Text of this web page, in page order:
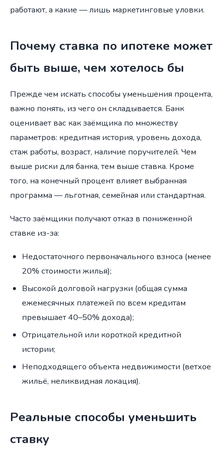
работают, а какие — лишь маркетинговые уловки.
Почему ставка по ипотеке может
быть выше, чем хотелось бы
Прежде чем искать способы уменьшения процента,
важно понять, из чего он складывается. Банк
оценивает вас как заёмщика по множеству
параметров: кредитная история, уровень дохода,
стаж работы, возраст, наличие поручителей. Чем
выше риски для банка, тем выше ставка. Кроме
того, на конечный процент влияет выбранная
программа — льготная, семейная или стандартная.
Часто заёмщики получают отказ в пониженной
ставке из-за:
Недостаточного первоначального взноса (менее
20% стоимости жилья);
Высокой долговой нагрузки (общая сумма
ежемесячных платежей по всем кредитам
превышает 40–50% дохода);
Отрицательной или короткой кредитной
истории;
Неподходящего объекта недвижимости (ветхое
жильё, неликвидная локация).
Реальные способы уменьшить
ставку